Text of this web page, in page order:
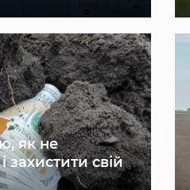
як не
свій